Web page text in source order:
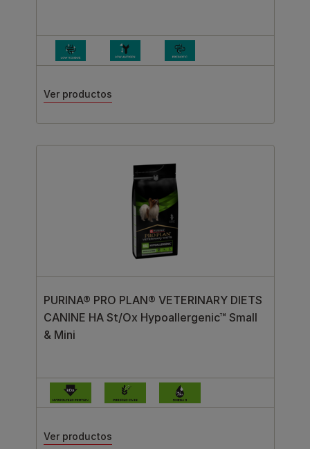
Ver productos
PURINA® PRO PLAN® VETERINARY DIETS
CANINE HA St/Ox Hypoallergenic™ Small
& Mini
Ver productos